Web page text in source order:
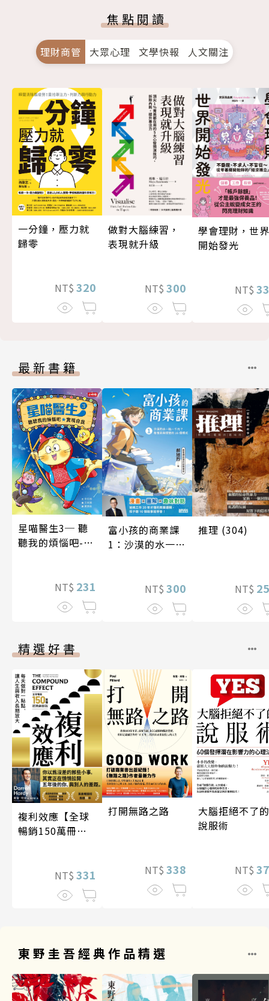
焦點閱讀
理財商管 大眾心理 文學快報 人文關注
一分鐘，壓力就
歸零
NT$ 320
做對大腦練習，
表現就升級
NT$ 300
學會理財，世界
開始發光
NT$
最新書籍
星喵醫生3─ 聽
聽我的煩惱吧-實
NT$ 231
富小孩的商業課
1：沙漠的水一瓶
NT$ 300
推理 (304)
NT$
精選好書
複利效應【全球
暢銷150萬冊・
NT$ 331
打開無路之路
NT$ 338
大腦拒絕不了的
說服術
NT$
東野圭吾經典作品精選